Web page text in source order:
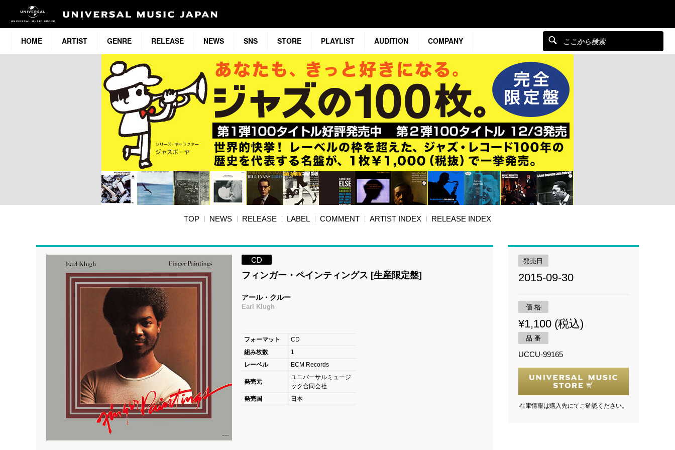
HOME ARTIST GENRE RELEASE NEWS SNS STORE PLAYLIST AUDITION COMPANY
TOP NEWS RELEASE LABEL COMMENT ARTIST INDEX RELEASE INDEX
CD
フィンガー・ペインティングス [生産限定盤]
アール・クルー
Earl Klugh
フォーマット
CD
組み枚数
1
レーベル
ECM Records
発売元
ユニバーサルミュージ
ック合同会社
発売国
日本
発売日
2015-09-30
価 格
¥1,100 (税込)
品 番
UCCU-99165
在庫情報は購入先にてご確認ください。